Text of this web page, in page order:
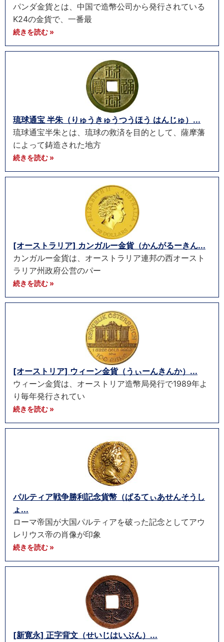
パンダ金貨とは、中国で造幣公司から発行されている
K24の金貨で、一番最
続きを読む »
琉球通宝 半朱（りゅうきゅうつうほう はんじゅ）...
琉球通宝半朱とは、琉球の救済を目的として、薩摩藩
によって鋳造された地方
続きを読む »
[オーストラリア] カンガルー金貨（かんがるーきん...
カンガルー金貨は、オーストラリア連邦の西オースト
ラリア州政府公営のパー
続きを読む »
[オーストリア] ウィーン金貨（うぃーんきんか）...
ウィーン金貨は、オーストリア造幣局発行で1989年よ
り毎年発行されてい
続きを読む »
パルティア戦争勝利記念貨幣（ぱるてぃあせんそうし
ょ...
ローマ帝国が大国パルティアを破った記念としてアウ
レリウス帝の肖像が印象
続きを読む »
[新寛永] 正字背文（せいじはいぶん）...